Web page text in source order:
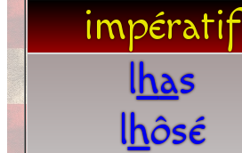
impératif
lhas
lhôsé